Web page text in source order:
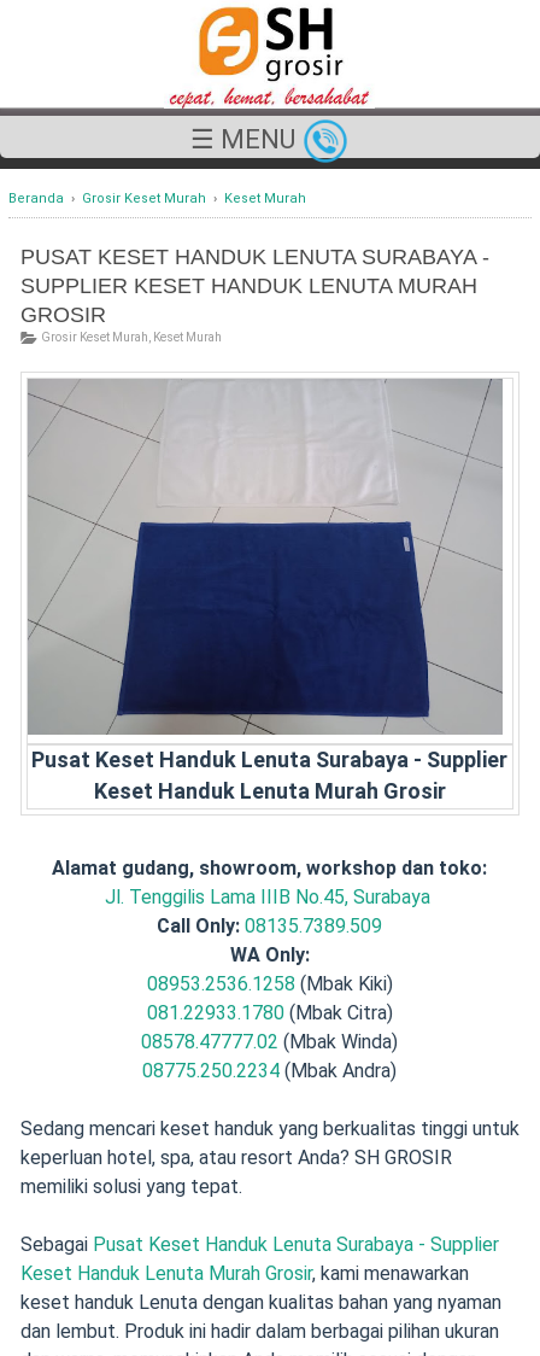
☰ MENU
Beranda › Grosir Keset Murah › Keset Murah
PUSAT KESET HANDUK LENUTA SURABAYA -
SUPPLIER KESET HANDUK LENUTA MURAH
GROSIR
Grosir Keset Murah Keset Murah
Pusat Keset Handuk Lenuta Surabaya - Supplier
Keset Handuk Lenuta Murah Grosir
Alamat gudang, showroom, workshop dan toko:
Jl. Tenggilis Lama IIIB No.45, Surabaya
Call Only: 08135.7389.509
WA Only:
08953.2536.1258 (Mbak Kiki)
081.22933.1780(Mbak Citra)
08578.47777.02 (Mbak Winda)
08775.250.2234 (Mbak Andra)
Sedang mencari keset handuk yang berkualitas tinggi untuk
keperluan hotel, spa, atau resort Anda? SH GROSIR
memiliki solusi yang tepat.
Sebagai Pusat Keset Handuk Lenuta Surabaya - Supplier
Keset Handuk Lenuta Murah Grosir, kami menawarkan
keset handuk Lenuta dengan kualitas bahan yang nyaman
dan lembut. Produk ini hadir dalam berbagai pilihan ukuran